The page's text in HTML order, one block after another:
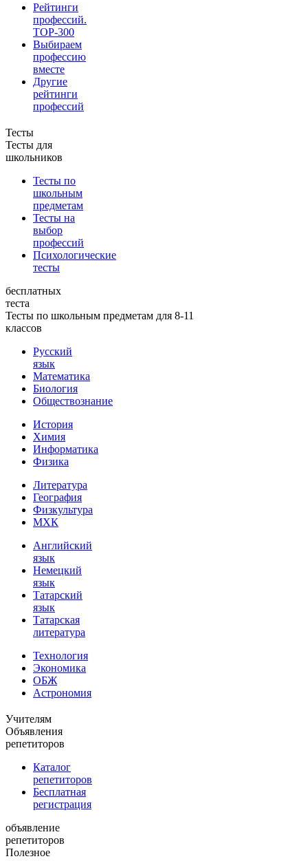
Рейтинги
профессий.
TOP-300
Выбираем
профессию
вместе
Другие
рейтинги
профессий
Тесты
Тесты для
школьников
Тесты по
школьным
предметам
Тесты на
выбор
профессий
Психологические
тесты
бесплатных
теста
Тесты по школьным предметам для 8-11
классов
Русский
язык
Математика
Биология
Обществознание
История
Химия
Информатика
Физика
Литература
География
Физкультура
МХК
Английский
язык
Немецкий
язык
Татарский
язык
Татарская
литература
Технология
Экономика
ОБЖ
Астрономия
Учителям
Объявления
репетиторов
Каталог
репетиторов
Бесплатная
регистрация
объявление
репетиторов
Полезное